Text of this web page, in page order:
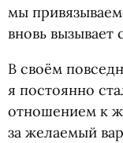
мы
вновь вызывает
В своём
я постоянно
отношением к
за желаемый